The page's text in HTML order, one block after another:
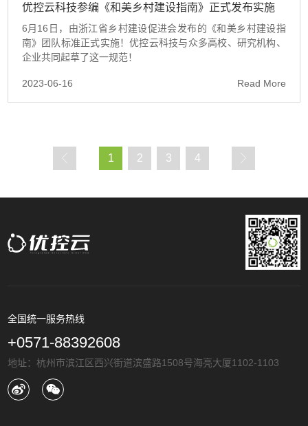
优控云科技参编《和美乡村建设指南》正式发布实施
6月16日，由浙江省乡村建设促进会发布的《和美乡村建设指
南》团队标准正式实施！优控云科技与众多高校、研究机构、
企业共同起草了这一规范！
2023-06-16 Read More
1 2 3 4
全国统一服务热线
+0571-88392608
地址：杭州市滨江区西兴街道滨盛路1508号海亮大厦1102-1103